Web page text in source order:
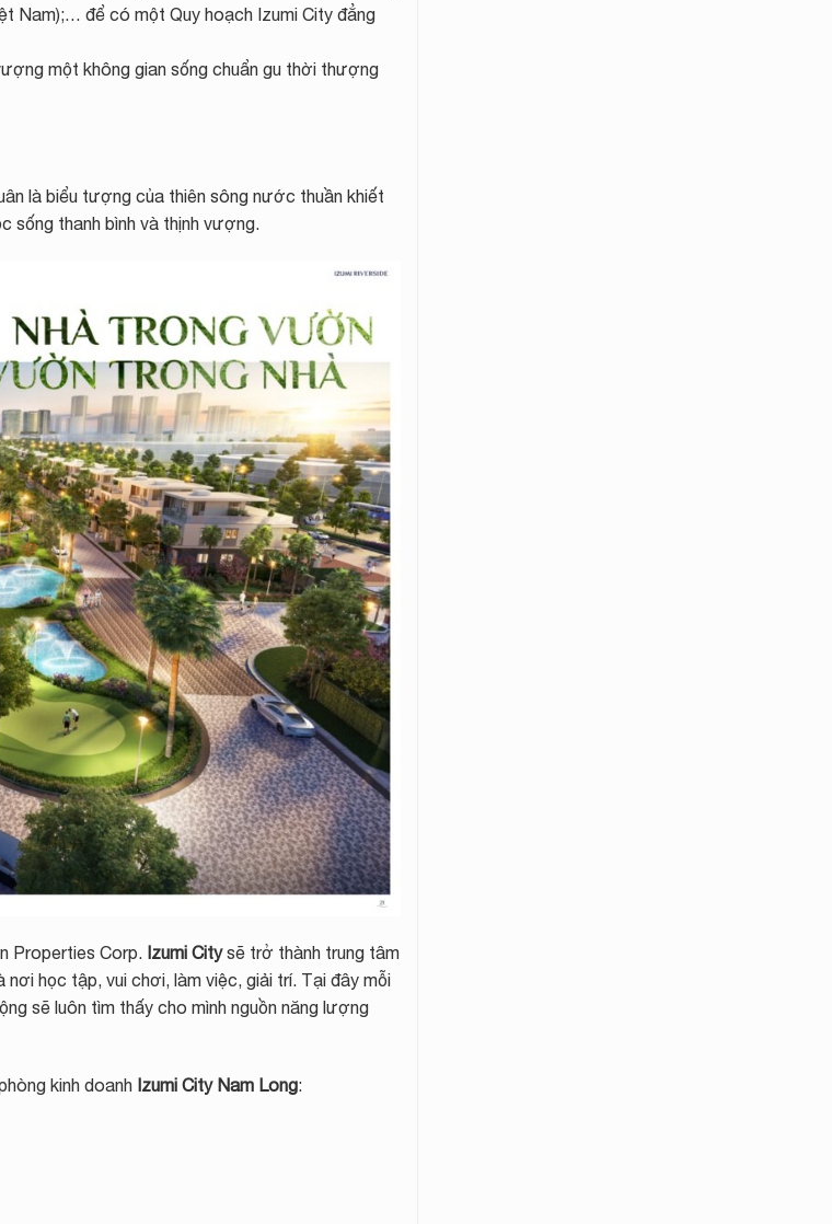
Nam);… để có một Quy hoạch Izumi City đẳng
một không gian sống chuẩn gu thời thượng
là biểu tượng của thiên sông nước thuần khiết
sống thanh bình và thịnh vượng.
Properties Corp. Izumi Citysẽ trở thành trung tâm
học tập, vui chơi, làm việc, giải trí. Tại đây mỗi
sẽ luôn tìm thấy cho mình nguồn năng lượng
kinh doanh Izumi City Nam Long: